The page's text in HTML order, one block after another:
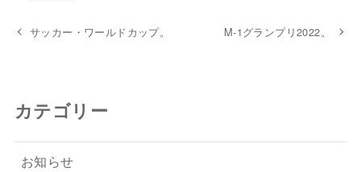
サッカー・ワールドカップ。 M-1グランプリ2022。
カテゴリー
お知らせ